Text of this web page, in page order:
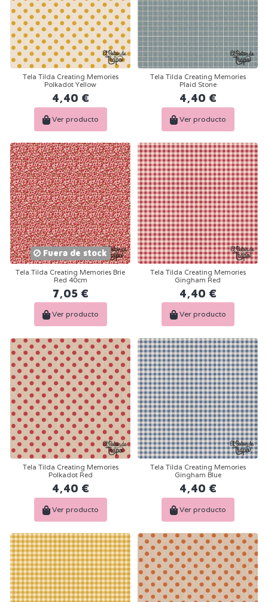
Tela Tilda Creating Memories
Polkadot Yellow
4,40 €
Ver producto
Tela Tilda Creating Memories
Plaid Stone
4,40 €
Ver producto
Fuera de stock
Tela Tilda Creating Memories Brie
Red 40cm
7,05 €
Ver producto
Tela Tilda Creating Memories
Gingham Red
4,40 €
Ver producto
Tela Tilda Creating Memories
Polkadot Red
4,40 €
Ver producto
Tela Tilda Creating Memories
Gingham Blue
4,40 €
Ver producto